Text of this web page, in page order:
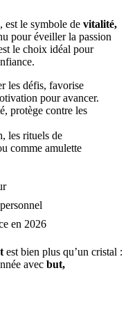
, est le symbole de vitalité,
pour éveiller la passion
le choix idéal pour
les défis, favorise
pour avancer.
protège contre les
les rituels de
comme amulette
en 2026
est bien plus qu’un cristal :
avec but,